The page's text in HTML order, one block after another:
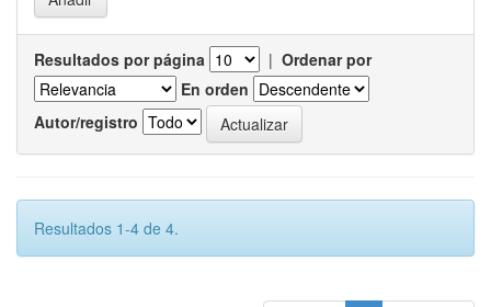
Resultados por página | Ordenar por
En orden
Autor/registro
Resultados 1-4 de 4.